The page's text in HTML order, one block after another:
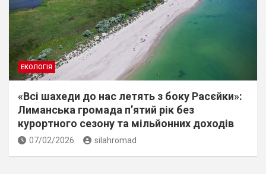
ЕКОЛОГІЯ
«Всі шахеди до нас летять з боку Расєйки»:
Лиманська громада п’ятий рік без
курортного сезону та мільйонних доходів
07/02/2026 silahromad